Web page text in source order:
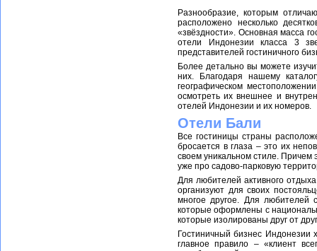
Разнообразие, которым
расположено несколько
«звёздности». Основная масса
отели Индонезии класса 3
представителей гостиничного
Более детально вы можете
них. Благодаря нашему
географическом
осмотреть их внешнее и
отелей Индонезии и их номеров.
Отели Бали
Все гостиницы страны
бросается в глаза – это их
своем уникальном стиле. Причем
уже про садово-парковую
Для любителей активного
организуют для своих
многое другое. Для любителей
которые оформлены с
которые изолированы друг от
Гостиничный бизнес Индонезии
главное правило – «клиент